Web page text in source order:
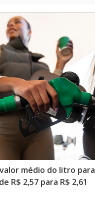
médio do litro para
R$ 2,57 para R$ 2,61